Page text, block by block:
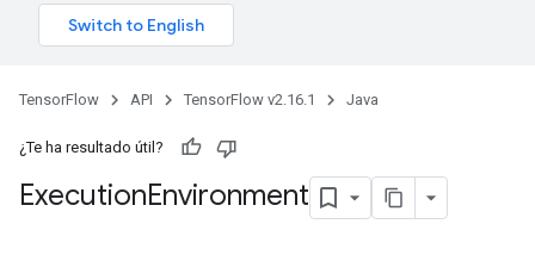
TensorFlow API TensorFlow v2.16.1 Java
¿Te ha resultado útil?
ExecutionEnvironment